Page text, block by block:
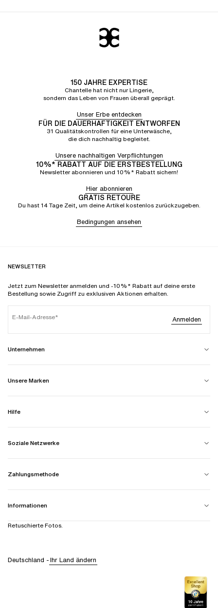
150 JAHRE EXPERTISE
Chantelle hat nicht nur Lingerie,
sondern das Leben von Frauen überall geprägt.
Unser Erbe entdecken
FÜR DIE DAUERHAFTIGKEIT ENTWORFEN
31 Qualitätskontrollen für eine Unterwäsche,
die dich nachhaltig begleitet.
Unsere nachhaltigen Verpflichtungen
10%* RABATT AUF DIE ERSTBESTELLUNG
Newsletter abonnieren und 10%* Rabatt sichern!
Hier abonnieren
GRATIS RETOURE
Du hast 14 Tage Zeit, um deine Artikel kostenlos zurückzugeben.
Bedingungen ansehen
NEWSLETTER
Jetzt zum Newsletter anmelden und -10%* Rabatt auf deine erste
Bestellung sowie Zugriff zu exklusiven Aktionen erhalten.
E-Mail-Adresse Anmelden
Unternehmen
Unsere Marken
Hilfe
Soziale Netzwerke
Zahlungsmethode
Informationen
Retuschierte Fotos.
Deutschland -Ihr Land ändern